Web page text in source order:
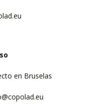
en Bruselas